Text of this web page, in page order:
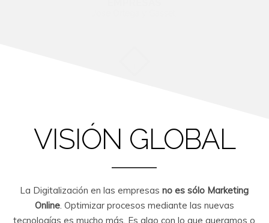
VISIÓN GLOBAL
La Digitalización en las empresasno es sólo Marketing
Online. Optimizar procesos mediante las nuevas
tecnologías es mucho más. Es algo con lo que queramos o